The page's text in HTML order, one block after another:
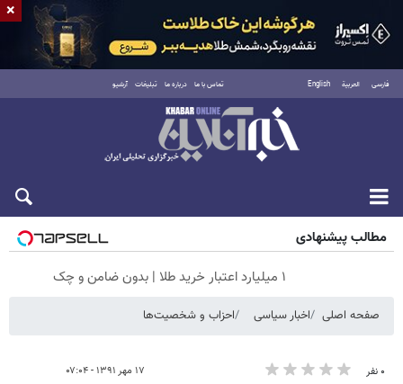
فارسی العربية English تماس با ما درباره ما تبلیغات آرشیو
جمعه ۱۶ مرداد ۱۴۰۵
مطالب پیشنهادی
۱ میلیارد اعتبار خرید طلا | بدون ضامن و چک
صفحه اصلی اخبار سیاسی احزاب و شخصیت‌ها
۰ نفر ۱۷ مهر ۱۳۹۱ - ۰۷:۰۴
×